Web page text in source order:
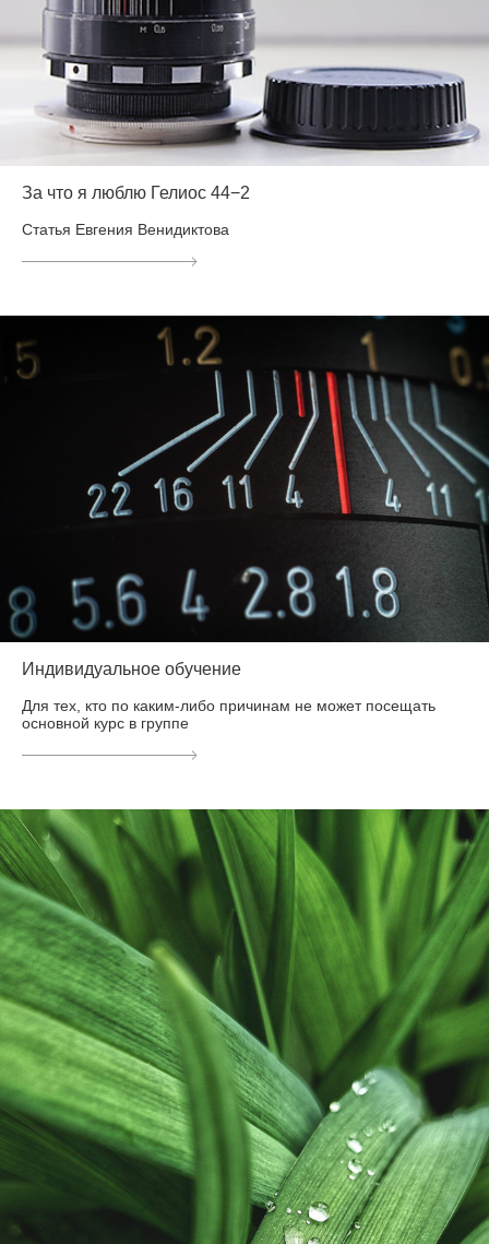
За что я люблю Гелиос 44−2
Статья Евгения Венидиктова
Индивидуальное обучение
Для тех, кто по каким-либо причинам не может посещать
основной курс в группе